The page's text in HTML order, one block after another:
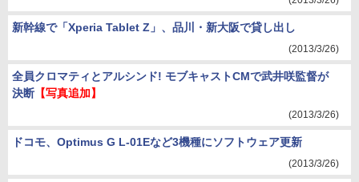
新幹線で「Xperia Tablet Z」、品川・新大阪で貸し出し
(2013/3/26)
全員クロマティとアルシンド! モブキャストCMで武井咲監督が
決断【写真追加】
(2013/3/26)
ドコモ、Optimus G L-01Eなど3機種にソフトウェア更新
(2013/3/26)